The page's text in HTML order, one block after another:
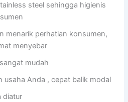
steel sehingga higienis
menarik perhatian konsumen,
menyebar
mudah
usaha Anda , cepat balik modal
diatur